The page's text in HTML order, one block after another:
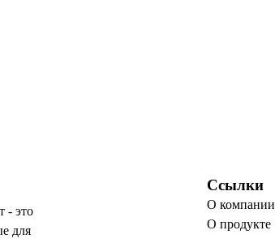
- это
для
Ссылки
О компании
О продукте